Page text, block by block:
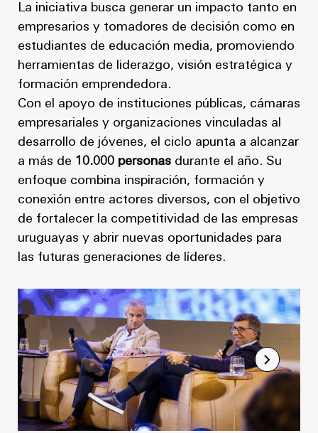
La iniciativa busca generar un impacto tanto en
empresarios y tomadores de decisión como en
estudiantes de educación media, promoviendo
herramientas de liderazgo, visión estratégica y
formación emprendedora.
Con el apoyo de instituciones públicas, cámaras
empresariales y organizaciones vinculadas al
desarrollo de jóvenes, el ciclo apunta a alcanzar
a más de 10.000 personas durante el año. Su
enfoque combina inspiración, formación y
conexión entre actores diversos, con el objetivo
de fortalecer la competitividad de las empresas
uruguayas y abrir nuevas oportunidades para
las futuras generaciones de líderes.